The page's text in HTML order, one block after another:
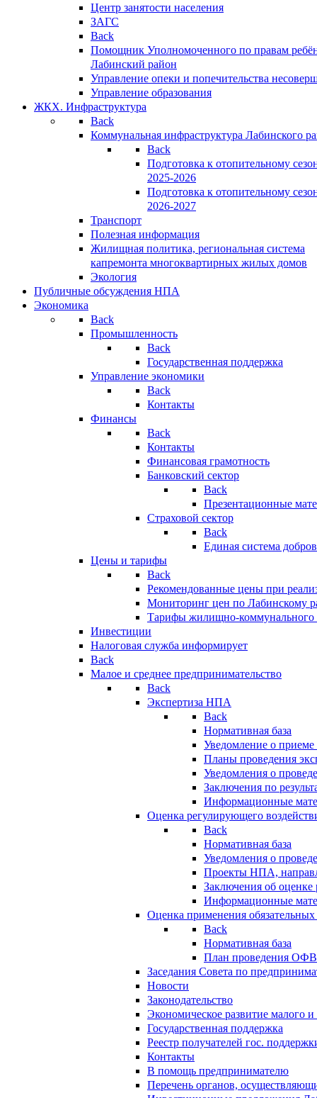
Центр занятости населения
ЗАГС
Back
Помощник Уполномоченного по правам
Лабинский район
Управление опеки и попечительства
Управление образования
ЖКХ. Инфраструктура
Back
Коммунальная инфраструктура Лабинского
Back
Подготовка к отопительному
2025-2026
Подготовка к отопительному
2026-2027
Транспорт
Полезная информация
Жилищная политика, региональная система
капремонта многоквартирных жилых домов
Экология
Публичные обсуждения НПА
Экономика
Back
Промышленность
Back
Государственная поддержка
Управление экономики
Back
Контакты
Финансы
Back
Контакты
Финансовая грамотность
Банковский сектор
Back
Презентационные
Страховой сектор
Back
Единая система
Цены и тарифы
Back
Рекомендованные цены при
Мониторинг цен по Лабинскому
Тарифы жилищно-коммунального
Инвестиции
Налоговая служба информирует
Back
Малое и среднее предпринимательство
Back
Экспертиза НПА
Back
Нормативная база
Уведомление о
Планы проведения
Уведомления о
Заключения по
Информационные
Оценка регулирующего
Back
Нормативная база
Уведомления о
Проекты НПА,
Заключения об
Информационные
Оценка применения
Back
Нормативная база
План проведения
Заседания Совета по
Новости
Законодательство
Экономическое развитие малого и
Государственная поддержка
Реестр получателей гос.
Контакты
В помощь предпринимателю
Перечень органов,